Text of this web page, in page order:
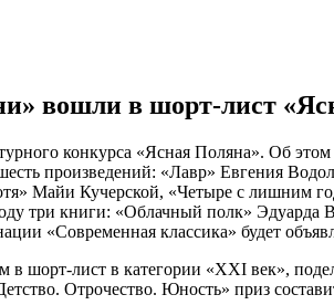
вошли в шорт-лист
конкурса «Ясная Поляна». Об
произведений: «Лавр» Евгения
Майи Кучерской, «Четыре с лишним
три книги: «Облачный полк»
«Современная классика» будет
лист в категории «XXI век»,
Отрочество. Юность» приз